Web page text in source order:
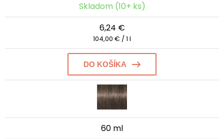
Skladom (10+ ks)
6,24 €
104,00 € / 1 l
DO KOŠÍKA
60 ml